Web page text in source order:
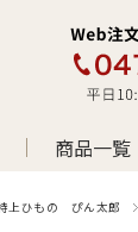
商品一覧
上ひもの ぴん太郎